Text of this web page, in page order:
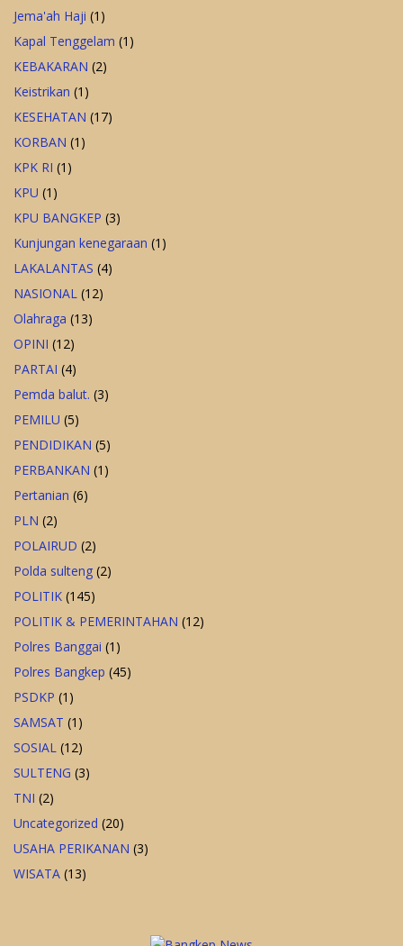
Jema'ah Haji (1)
Kapal Tenggelam (1)
KEBAKARAN (2)
Keistrikan (1)
KESEHATAN (17)
KORBAN (1)
KPK RI (1)
KPU (1)
KPU BANGKEP (3)
Kunjungan kenegaraan (1)
LAKALANTAS (4)
NASIONAL (12)
Olahraga (13)
OPINI (12)
PARTAI (4)
Pemda balut. (3)
PEMILU (5)
PENDIDIKAN (5)
PERBANKAN (1)
Pertanian (6)
PLN (2)
POLAIRUD (2)
Polda sulteng (2)
POLITIK (145)
POLITIK & PEMERINTAHAN (12)
Polres Banggai (1)
Polres Bangkep (45)
PSDKP (1)
SAMSAT (1)
SOSIAL (12)
SULTENG (3)
TNI (2)
Uncategorized (20)
USAHA PERIKANAN (3)
WISATA (13)